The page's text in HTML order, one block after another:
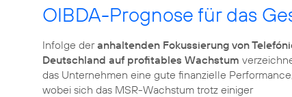
OIBDA-Prognose für das
Infolge deranhaltenden Fokussierung von
Deutschland auf profitables Wachstum
das Unternehmen eine gute finanzielle Performance,
wobei sich das MSR-Wachstum trotz einiger